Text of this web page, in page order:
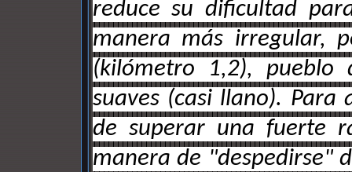
reduce su dificultad
manera más irregular,
(kilómetro 1,2), pueblo
suaves (casi llano). Para
de superar una fuerte
manera de "despedirse"